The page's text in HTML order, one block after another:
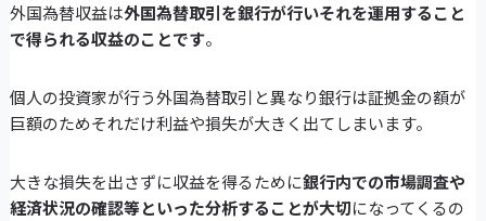
外国為替収益は外国為替取引を銀行が行いそれを運用すること
で得られる収益のことです。
個人の投資家が行う外国為替取引と異なり銀行は証拠金の額が
巨額のためそれだけ利益や損失が大きく出てしまいます。
大きな損失を出さずに収益を得るために銀行内での市場調査や
経済状況の確認等といった分析することが大切になってくるの